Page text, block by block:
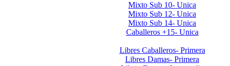
Mixto Sub 10- Unica
Mixto Sub 12- Unica
Mixto Sub 14- Unica
Caballeros +15- Unica
Libres Caballeros- Primera
Libres Damas- Primera